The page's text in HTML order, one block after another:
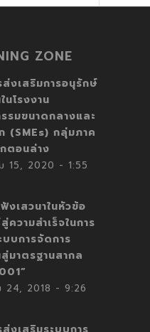
ZONE
ส่งเสริมการอนุรักษ์
นโรงงาน
รมขนาดกลางและ
(SMEs) กลุ่มภาค
ตอนล่าง
15, 2020 - 1:55
งเสวนาในหัวข้อ
ความสำเร็จในการ
บการจัดการ
มาตรฐานสากล
24, 2018 - 9:26